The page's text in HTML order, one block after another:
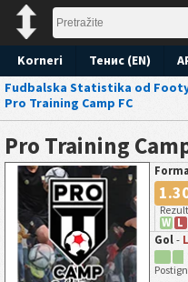
Korneri Тенис (EN)
Fudbalska Statistika od
Pro Training Camp FC
Pro Training
Forma
W L
Gol -